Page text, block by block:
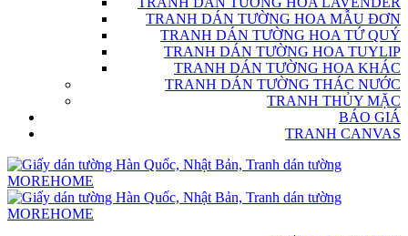
TRANH DÁN TƯỜNG HOA MẪU ĐƠN
TRANH DÁN TƯỜNG HOA TỨ QUÝ
TRANH DÁN TƯỜNG HOA TUYLIP
TRANH DÁN TƯỜNG HOA KHÁC
TRANH DÁN TƯỜNG THÁC NƯỚC
TRANH THỦY MẶC
BÁO GIÁ
TRANH CANVAS